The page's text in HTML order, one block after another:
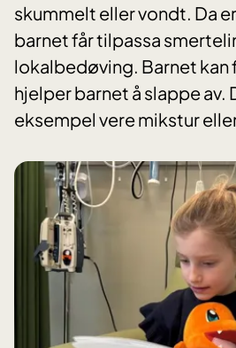
skummelt eller vondt. Da
barnet får tilpassa
lokalbedøving. Barnet kan
hjelper barnet å slappe av.
eksempel vere mikstur